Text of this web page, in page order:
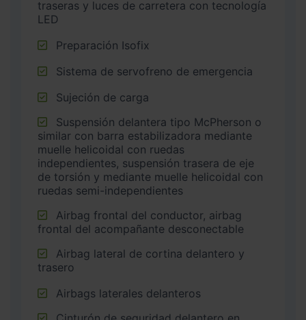
traseras y luces de carretera con tecnología
LED
Preparación Isofix
Sistema de servofreno de emergencia
Sujeción de carga
similar con barra estabilizadora mediante
muelle helicoidal con ruedas
independientes, suspensión trasera de eje
de torsión y mediante muelle helicoidal con
ruedas semi-independientes
frontal del acompañante desconectable
trasero
Airbags laterales delanteros